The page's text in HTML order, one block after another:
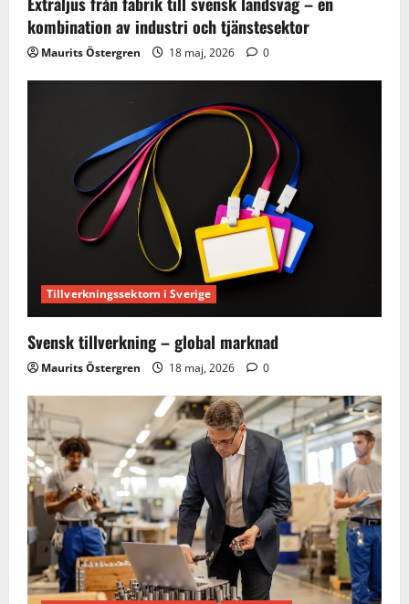
kombination av industri och tjänstesektor
Maurits Östergren 18 maj, 2026 0
Tillverkningssektorn i Sverige
Svensk tillverkning – global marknad
Maurits Östergren 18 maj, 2026 0